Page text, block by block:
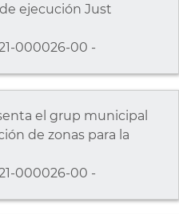
ejecución Just
000026-00 -
el grup municipal
de zonas para la
000026-00 -